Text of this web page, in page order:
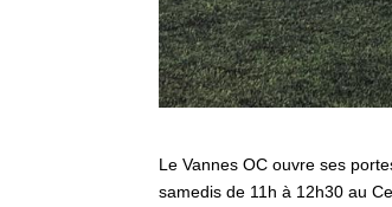
Le Vannes OC ouvre ses
samedis de 11h à 12h30 au